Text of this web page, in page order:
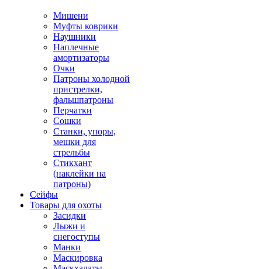
Мишени
Муфты коврики
Наушники
Наплечные
амортизаторы
Очки
Патроны холодной
пристрелки,
фальшпатроны
Перчатки
Сошки
Станки, упоры,
мешки для
стрельбы
Стикхант
(наклейки на
патроны)
Сейфы
Товары для охоты
Засидки
Лыжи и
снегоступы
Манки
Маскировка